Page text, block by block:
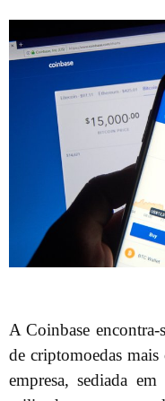
A Coinbase encontra-
de criptomoedas
empresa, sediada